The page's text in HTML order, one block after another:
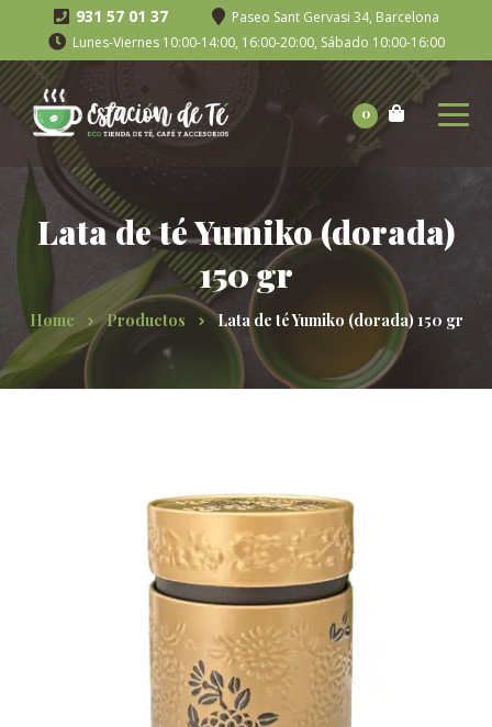
931 57 01 37
Paseo Sant Gervasi 34, Barcelona
Lunes-Viernes 10:00-14:00, 16:00-20:00, Sábado 10:00-16:00
0
Lata de té Yumiko (dorada)
150 gr
Home Productos Lata de té Yumiko (dorada) 150 gr